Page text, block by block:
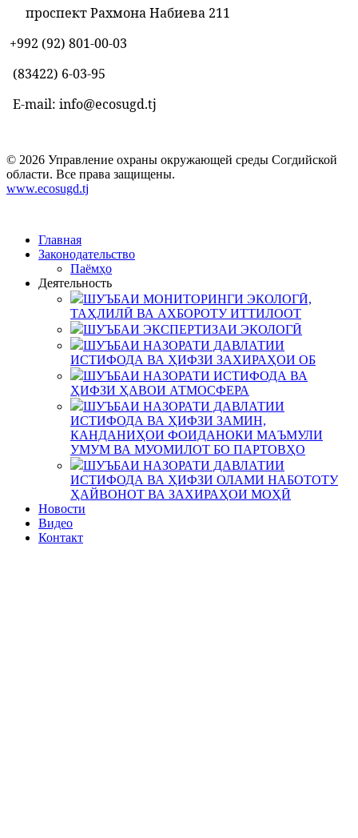
проспект Рахмона Набиева 211
+992 (92) 801-00-03
(83422) 6-03-95
E-mail: info@ecosugd.tj
© 2026 Управление охраны окружающей среды Согдийской
области. Все права защищены.
www.ecosugd.tj
Главная
Законодательство
Паёмҳо
Деятельность
ШУЪБАИ МОНИТОРИНГИ ЭКОЛОГӢ,
ТАҲЛИЛӢ ВА АХБОРОТУ ИТТИЛООТ
ШУЪБАИ ЭКСПЕРТИЗАИ ЭКОЛОГӢ
ШУЪБАИ НАЗОРАТИ ДАВЛАТИИ
ИСТИФОДА ВА ҲИФЗИ ЗАХИРАҲОИ ОБ
ШУЪБАИ НАЗОРАТИ ИСТИФОДА ВА
ҲИФЗИ ҲАВОИ АТМОСФЕРА
ШУЪБАИ НАЗОРАТИ ДАВЛАТИИ
ИСТИФОДА ВА ҲИФЗИ ЗАМИН,
КАНДАНИҲОИ ФОИДАНОКИ МАЪМУЛИ
УМУМ ВА МУОМИЛОТ БО ПАРТОВҲО
ШУЪБАИ НАЗОРАТИ ДАВЛАТИИ
ИСТИФОДА ВА ҲИФЗИ ОЛАМИ НАБОТОТУ
ҲАЙВОНОТ ВА ЗАХИРАҲОИ МОҲӢ
Новости
Видео
Контакт